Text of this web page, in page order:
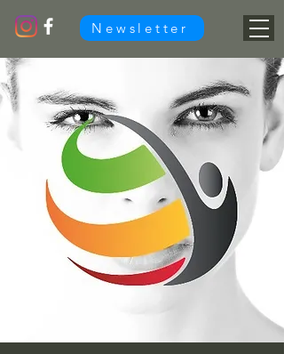
Newsletter